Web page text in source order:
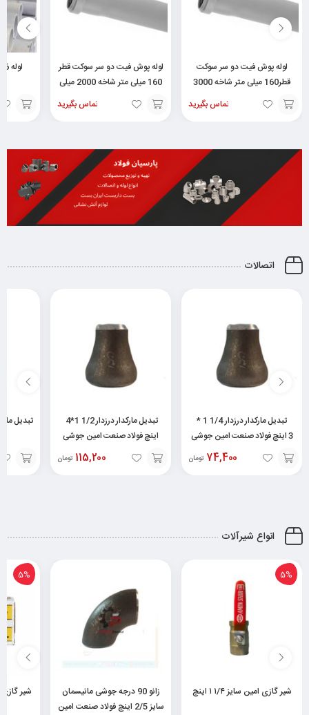
لوله پوش فیت دو سر سوکت
قطر160 میلی متر شاخه 3000
میلی متریتماس بگیرید
به
سبد
لوله پوش فیت دو سر سوکت قطر
160 میلی متر شاخه 2000 میلی
تماس بگیرید
به
سبد
گزینه
اتصالات
تبدیل مارکدار درزدار 1/4 1 *
3 اینچ فولاد صنعت امین جوشی
74,400 تومان
اینچ فولاد صنعت امین جوشی
115,200 تومان
انواع شیرآلات
5%
شیر گازی امین سایز ۱/۴ ۱ اینچ
زانو 90 درجه جوشی مانیسمان
سایز 2/5 اینچ فولاد صنعت امین
5%
شیر